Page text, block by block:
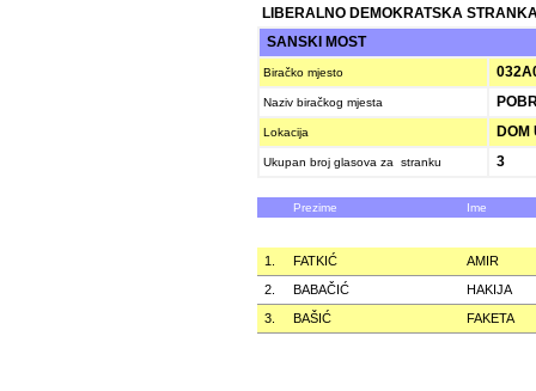
LIBERALNO DEMOKRATSKA
SANSKI MOST
Biračko mjesto
Naziv biračkog mjesta
Lokacija DOM
Ukupan broj glasova za stranku 3
Prezime Ime
1. FATKIĆ
AMIR
2.
BABAČIĆ
HAKIJA
3.
BAŠIĆ FAKETA